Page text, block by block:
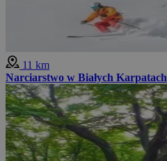
11 km
Narciarstwo w Białych Karpatach